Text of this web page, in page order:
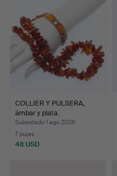
COLLIER Y PULSERA,
ámbar y plata.
Subastado 1 ago 2026
7 pujas
48 USD